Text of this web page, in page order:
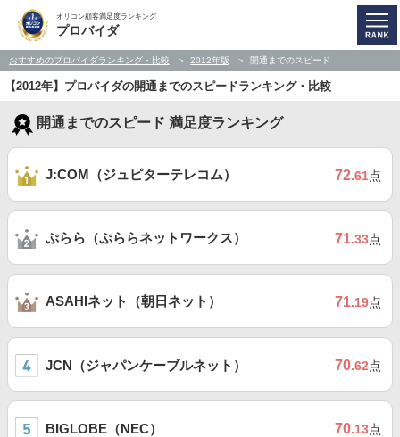
オリコン顧客満足度ランキング
プロバイダ
おすすめのプロバイダランキング・比較 2012年版 開通までのスピード
【2012年】プロバイダの開通までのスピードランキング・比較
開通までのスピード 満足度ランキング
J:COM（ジュピターテレコム） 72.61点
ぷらら（ぷららネットワークス） 71.33点
ASAHIネット（朝日ネット） 71.19点
JCN（ジャパンケーブルネット） 70.62点
BIGLOBE（NEC） 70.13点